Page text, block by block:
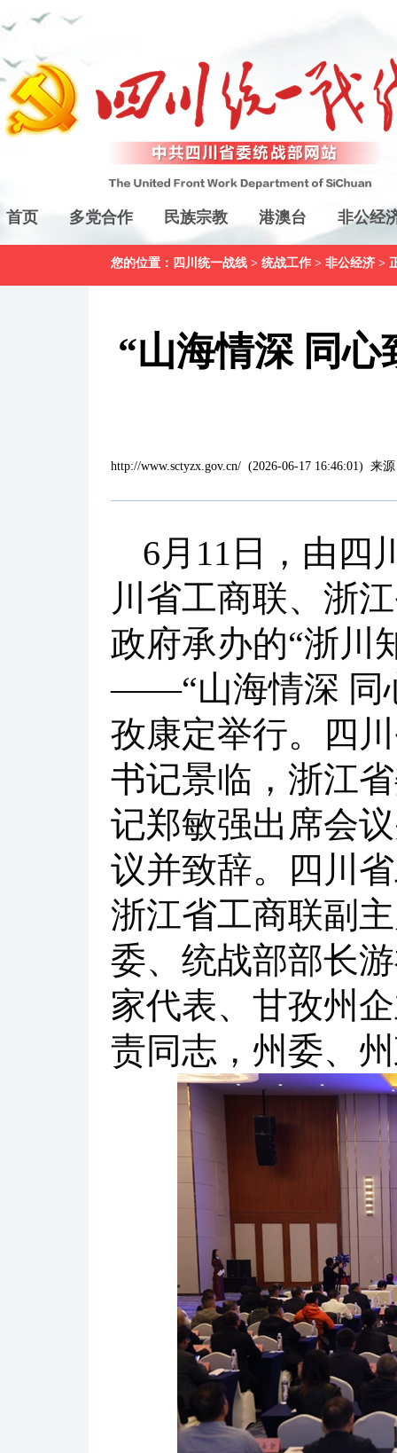
首页 多党合作 民族宗教 港澳台 非公经
您的位置： 四川统一战线 > 统战工作 > 非公经济 >
“山海情深 同
http://www.sctyzx.gov.cn/ (2026-06-17 16:46:01) 来
6月11日，由四
川省工商联、浙
政府承办的“浙川
——“山海情深 同
孜康定举行。四
书记景临，浙江
记郑敏强出席会
议并致辞。四川
浙江省工商联副
委、统战部部长
家代表、甘孜州
责同志，州委、